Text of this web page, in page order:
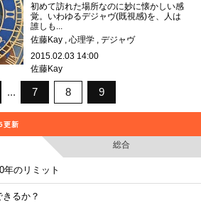
初めて訪れた場所なのに妙に懐かしい感
覚。いわゆるデジャヴ(既視感)を、人は
誰しも...
佐藤Kay
心理学
デジャヴ
2015.02.03 14:00
佐藤Kay
7 8 9
更新
総合
年のリミット
るか？